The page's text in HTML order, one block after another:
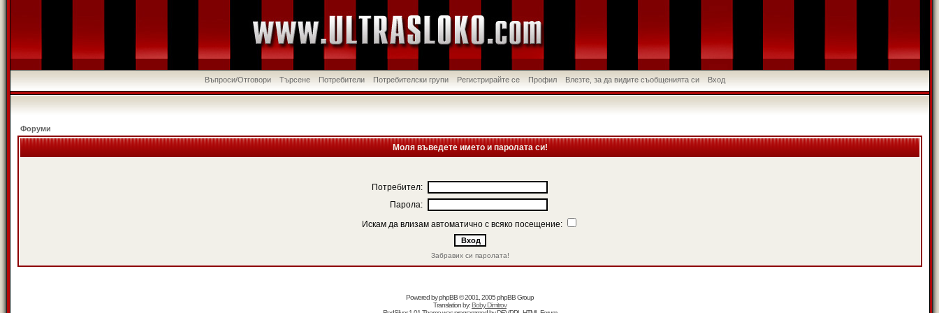
Въпроси/Отговори Търсене Потребители Потребителски групи Регистрирайте се Профил Влезте, за да видите съобщенията си Вход
Форуми
Моля въведете името и паролата си!
Потребител:
Парола:
Искам да влизам автоматично с всяко посещение:
Забравих си паролата!
Powered byphpBB© 2001, 2005 phpBB Group
Translation by:Boby Dimitrov